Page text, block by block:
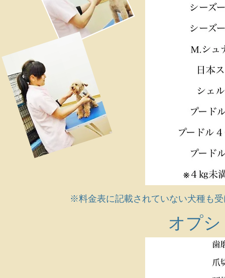
​※料金表に記載されていない犬種も
オプ